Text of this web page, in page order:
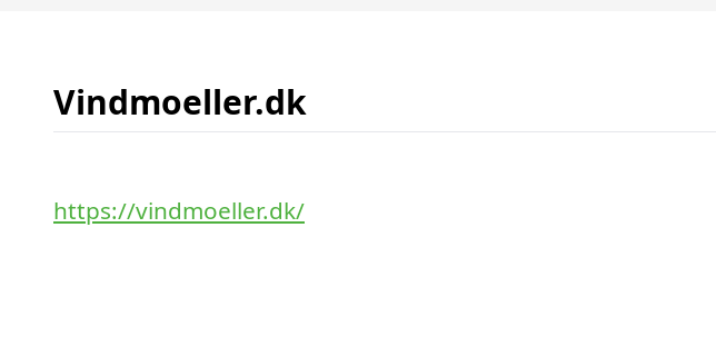
Vindmoeller.dk
https://vindmoeller.dk/